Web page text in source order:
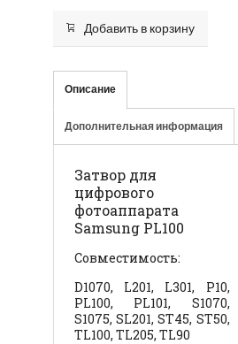
Добавить в корзину
Описание
Дополнительная информация
Затвор для
цифрового
фотоаппарата
Samsung PL100
Совместимость:
D1070, L201, L301, P10,
PL100, PL101, S1070,
S1075, SL201, ST45, ST50,
TL100, TL205, TL90